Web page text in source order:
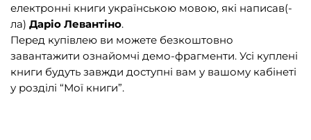
Навчальна література та посібники (527)
Енциклопедії, довідники, словники (55)
Подарункові сертифікати (1)
електронні книги українською мовою, які написав(-
ла) Даріо Левантіно.
Перед купівлею ви можете безкоштовно
завантажити ознайомчі демо-фрагменти. Усі куплені
книги будуть завжди доступні вам у вашому кабінеті
у розділі “Мої книги”.